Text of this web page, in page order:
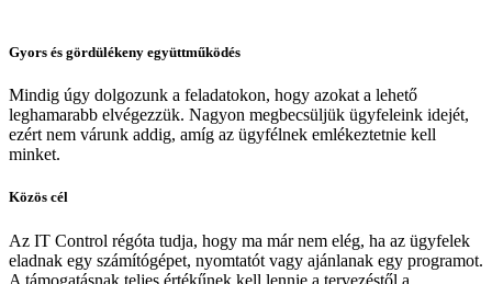
Gyors és gördülékeny együttműködés
Mindig úgy dolgozunk a feladatokon, hogy azokat a lehető
leghamarabb elvégezzük. Nagyon megbecsüljük ügyfeleink idejét,
ezért nem várunk addig, amíg az ügyfélnek emlékeztetnie kell
minket.
Közös cél
Az IT Control régóta tudja, hogy ma már nem elég, ha az ügyfelek
eladnak egy számítógépet, nyomtatót vagy ajánlanak egy programot.
A támogatásnak teljes értékűnek kell lennie a tervezéstől a